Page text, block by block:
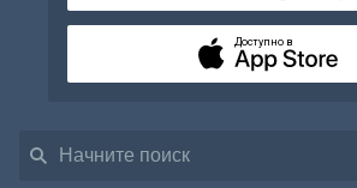
Доступно в